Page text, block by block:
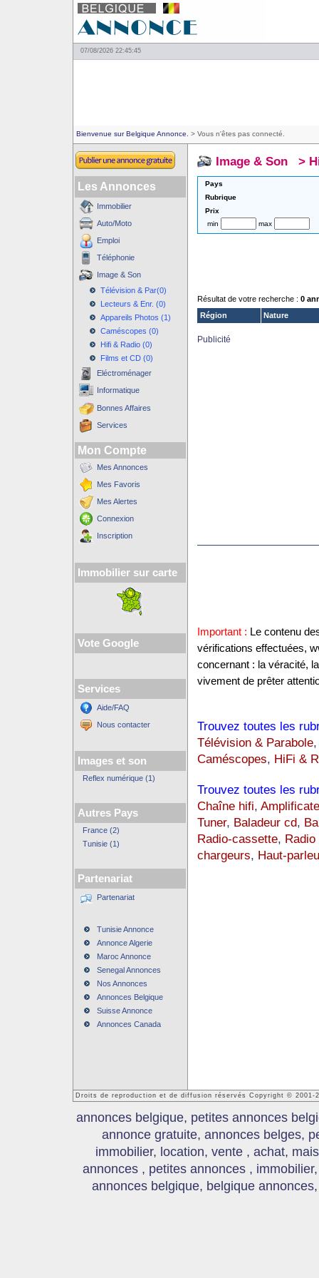
07/08/2026 22:45:45
Bienvenue sur Belgique Annonce. > Vous n'êtes pas connecté.
Les Annonces
Immobilier
Auto/Moto
Emploi
Téléphonie
Image & Son
Télévision & Par(0)
Lecteurs & Enr. (0)
Appareils Photos (1)
Caméscopes (0)
Hifi & Radio (0)
Films et CD (0)
Eléctroménager
Informatique
Bonnes Affaires
Services
Mon Compte
Mes Annonces
Mes Favoris
Mes Alertes
Connexion
Inscription
Immobilier sur carte
Vote Google
Services
Aide/FAQ
Nous contacter
Images et son
Reflex numérique (1)
Autres Pays
France (2)
Tunisie (1)
Partenariat
Partenariat
Tunisie Annonce
Annonce Algerie
Maroc Annonce
Senegal Annonces
Nos Annonces
Annonces Belgique
Suisse Annonce
Annonces Canada
Image & Son >
Pays
Rubrique
Prix
min
max
Résultat de votre recherche : 0
Région
Nature
Publicité
Important : Le contenu
vérifications effectuées,
concernant : la véracité,
vivement de prêter
Trouvez toutes les
Télévision & Parabole
Caméscopes, HiFi &
Trouvez toutes les
Chaîne hifi,
Tuner, Baladeur cd,
Radio-cassette, Radio
chargeurs, Haut-
Droits de reproduction et de diffusion réservés Copyright © 2001-
annonces belgique, petites annonces
annonce gratuite, annonces belges,
immobilier, location, vente , achat,
annonces , petites annonces ,
annonces belgique, belgique